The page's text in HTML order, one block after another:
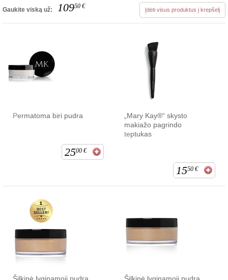
Gaukite viską už: 10950 € Įdėti visus produktus į krepšelį
Permatoma biri pudra
2500 €
„Mary Kay®“ skysto
makiažo pagrindo
teptukas
1550 €
Šilkinė lyginamoji pudra Šilkinė lyginamoji pudra